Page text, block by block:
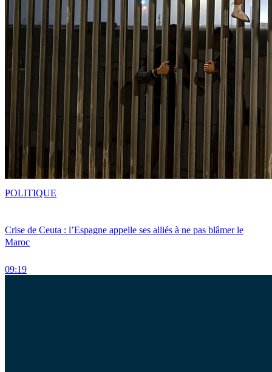
Crise de Ceuta : l’Espagne appelle ses alliés à ne pas blâmer le
Maroc
09:19
POLITIQUE